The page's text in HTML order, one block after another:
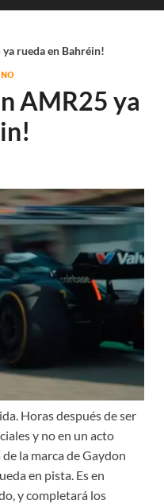
rueda en Bahréin!
AMR25 ya
Horas después de ser
y no en un acto
la marca de Gaydon
en pista. Es en
y completará los